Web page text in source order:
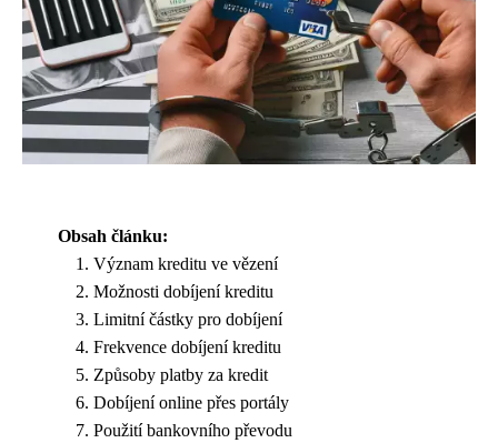
Obsah článku:
Význam kreditu ve vězení
Možnosti dobíjení kreditu
Limitní částky pro dobíjení
Frekvence dobíjení kreditu
Způsoby platby za kredit
Dobíjení online přes portály
Použití bankovního převodu